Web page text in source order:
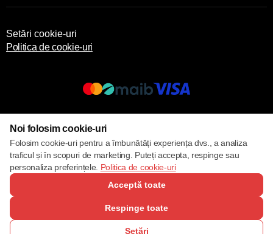
Setări cookie-uri
Politica de cookie-uri
Noi folosim cookie-uri
Folosim cookie-uri pentru a îmbunătăți experiența dvs., a analiza
traficul și în scopuri de marketing. Puteți accepta, respinge sau
personaliza preferințele. Politica de cookie-uri
Acceptă toate
Respinge toate
Setări